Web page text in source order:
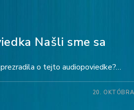
Našli sme sa
o tejto audiopoviedke?…
20.